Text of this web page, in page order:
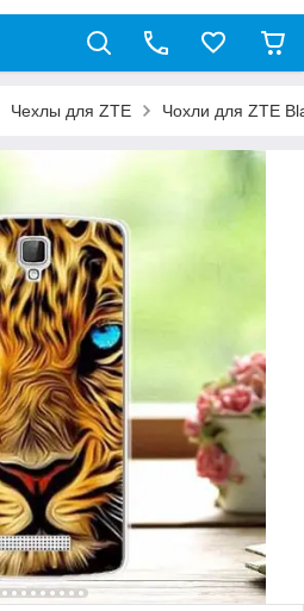
Чехлы для ZTE Чохли для ZTE